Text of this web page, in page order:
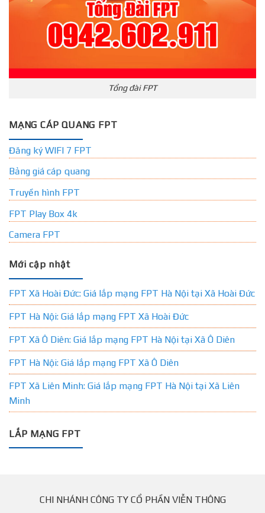
Tổng đài FPT
MẠNG CÁP QUANG FPT
Đăng ký WIFI 7 FPT
Bảng giá cáp quang
Truyền hình FPT
FPT Play Box 4k
Camera FPT
Mới cập nhật
FPT Xã Hoài Đức: Giá lắp mạng FPT Hà Nội tại Xã Hoài Đức
FPT Hà Nội: Giá lắp mạng FPT Xã Hoài Đức
FPT Xã Ô Diên: Giá lắp mạng FPT Hà Nội tại Xã Ô Diên
FPT Hà Nội: Giá lắp mạng FPT Xã Ô Diên
FPT Xã Liên Minh: Giá lắp mạng FPT Hà Nội tại Xã Liên
Minh
LẮP MẠNG FPT
CHI NHÁNH CÔNG TY CỔ PHẦN VIỄN THÔNG